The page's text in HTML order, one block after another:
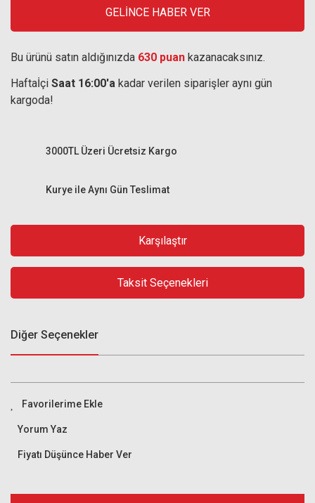
GELİNCE HABER VER
Bu ürünü satın aldığınızda 630 puan kazanacaksınız.
Haftaİçi Saat 16:00'a kadar verilen siparişler aynı gün
kargoda!
Kurye ile Aynı Gün Teslimat
3000TL Üzeri Ücretsiz Kargo
Karşılaştır
Taksit Seçenekleri
Diğer Seçenekler
Yorum Yaz
Fiyatı Düşünce Haber Ver